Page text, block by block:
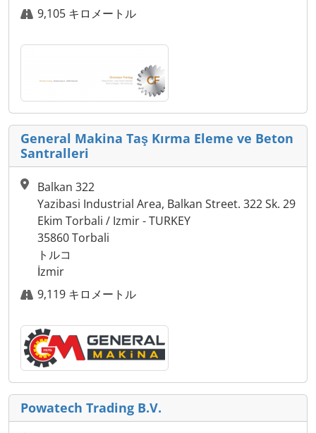
9,105 キロメートル
General Makina Taş Kırma Eleme ve Beton
Santralleri
Balkan 322
Yazibasi Industrial Area, Balkan Street. 322 Sk. 29
Ekim Torbali / Izmir - TURKEY
35860 Torbali
トルコ
İzmir
9,119 キロメートル
Powatech Trading B.V.